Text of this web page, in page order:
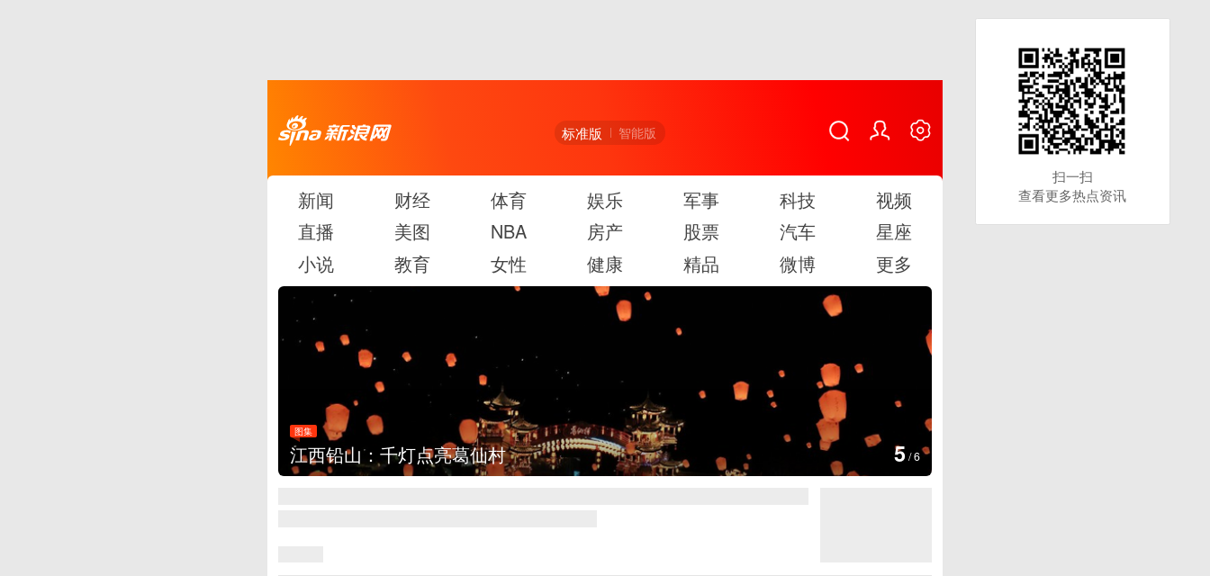
标准版 智能版
新闻 财经 体育 娱乐 军事 科技
视频
直播
美图 NBA 房产 股票 汽车
星座
小说
教育 女性 健康 精品 微博 更多
上海：七彩稻田画迎最佳观赏期
6/6
扫一扫
查看更多热点资讯
扫一扫
查看更多热点资讯